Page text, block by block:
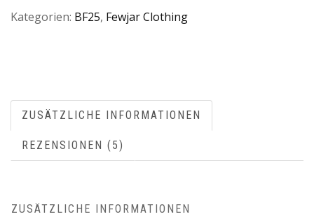
Kategorien: BF25, Fewjar Clothing
ZUSÄTZLICHE INFORMATIONEN
REZENSIONEN (5)
ZUSÄTZLICHE INFORMATIONEN